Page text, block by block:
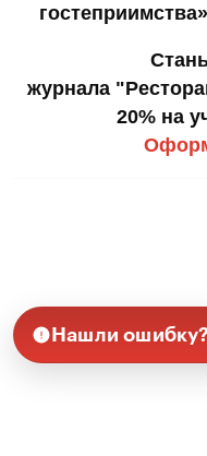
журнала
20% на
Нашли